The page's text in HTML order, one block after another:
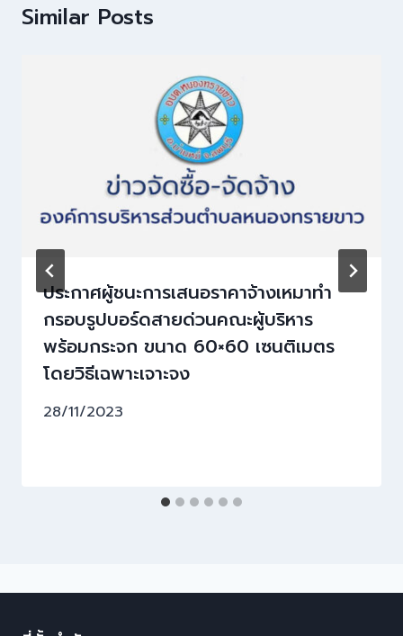
Similar Posts
ประกาศผู้ชนะการเสนอราคาจ้างเหมาทำ
กรอบรูปบอร์ดสายด่วนคณะผู้บริหาร
พร้อมกระจก ขนาด 60×60 เซนติเมตร
โดยวิธีเฉพาะเจาะจง
28/11/2023